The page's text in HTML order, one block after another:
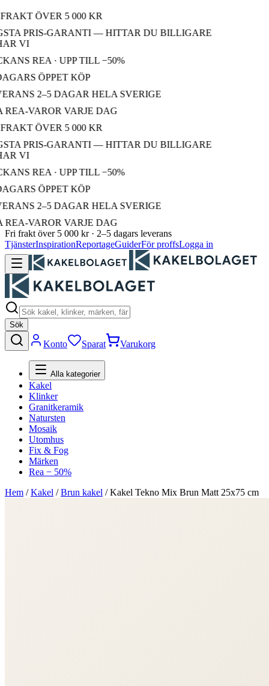
ÖVER 5 000 KR
PRIS-GARANTI — HITTAR DU BILLIGARE
VI
REA · UPP TILL −50%
ÖPPET KÖP
2–5 DAGAR HELA SVERIGE
VAROR VARJE DAG
ÖVER 5 000 KR
PRIS-GARANTI — HITTAR DU BILLIGARE
VI
REA · UPP TILL −50%
ÖPPET KÖP
2–5 DAGAR HELA SVERIGE
VAROR VARJE DAG
Fri frakt över 5 000 kr · 2–5 dagars leverans
TjänsterInspirationReportageGuiderFör proffsLogga in
Sök
Konto Sparat Varukorg
Alla kategorier
Kakel
Klinker
Granitkeramik
Natursten
Mosaik
Utomhus
Fix & Fog
Märken
Rea − 50%
Hem /Kakel /Brun kakel /Kakel Tekno Mix Brun Matt 25x75 cm